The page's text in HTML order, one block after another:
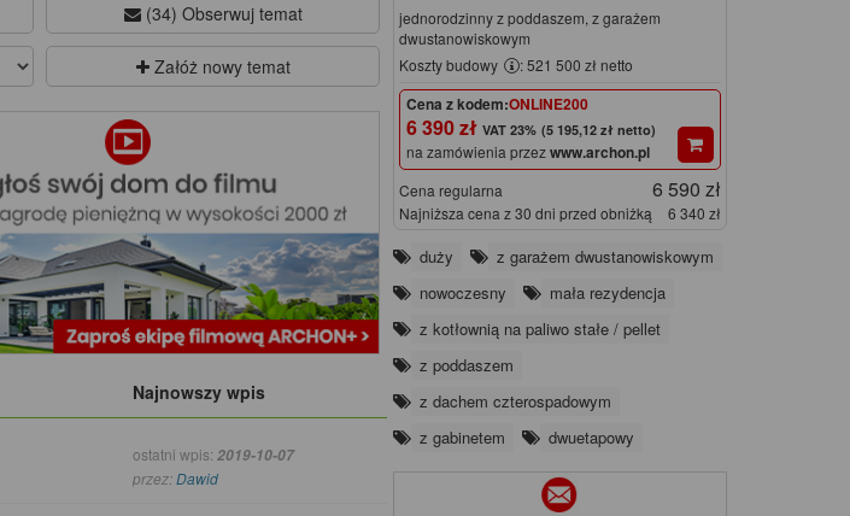
(34) Obserwuj temat
Załóż nowy temat
Najnowszy wpis
ostatni wpis: 2019-10-07
przez:Dawid
jednorodzinny z poddaszem, z garażem
dwustanowiskowym
Koszty budowy
: 521 500 zł netto
Cena z kodem:ONLINE200
6 390 zł (5 195,12 zł netto)
na zamówienia przezwww.archon.pl
Cena regularna 6 590 zł
Najniższa cena z 30 dni przed obniżką 6 340 zł
duży
z garażem dwustanowiskowym
nowoczesny
mała rezydencja
z kotłownią na paliwo stałe / pellet
z poddaszem
z dachem czterospadowym
z gabinetem
dwuetapowy